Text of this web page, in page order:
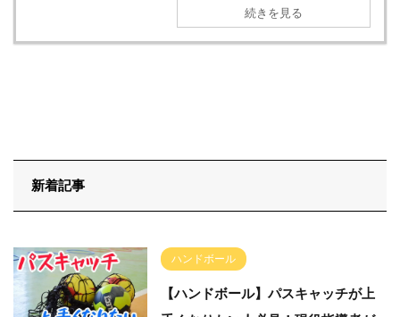
続きを見る
新着記事
ハンドボール
【ハンドボール】パスキャッチが上